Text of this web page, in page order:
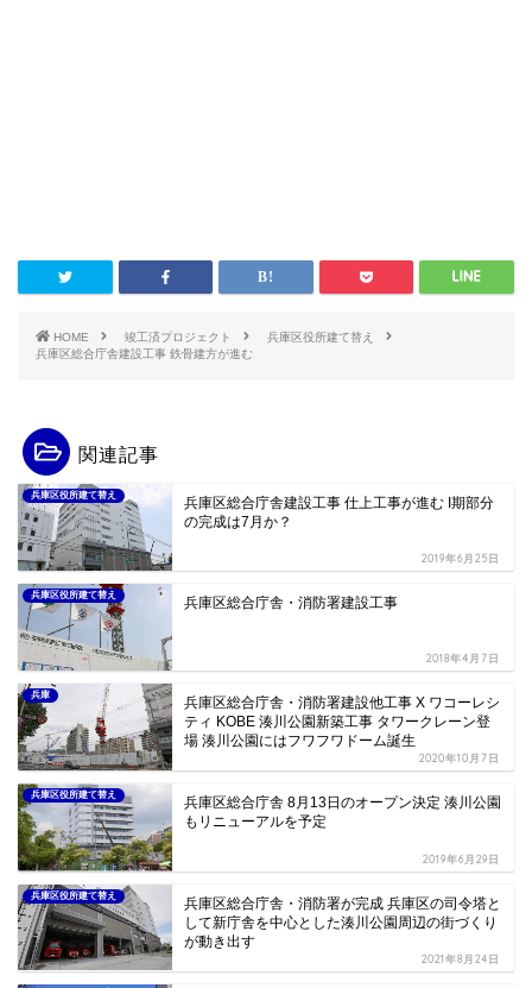
HOME 竣工済プロジェクト
兵庫区役所建て替え
兵庫区総合庁舎建設工事 鉄骨建方が進む
関連記事
兵庫区役所建て替え
兵庫区総合庁舎建設工事 仕上工事が進む I期部分
の完成は7月か？
2019年6月25日
兵庫区役所建て替え 兵庫区総合庁舎・消防署建設工事
2018年4月7日
兵庫
兵庫区総合庁舎・消防署建設他工事 X ワコーレシ
ティ KOBE 湊川公園新築工事 タワークレーン登
場 湊川公園にはフワフワドーム誕生
2020年10月7日
兵庫区役所建て替え
兵庫区総合庁舎 8月13日のオープン決定 湊川公園
もリニューアルを予定
2019年6月29日
兵庫区役所建て替え
兵庫区総合庁舎・消防署が完成 兵庫区の司令塔と
して新庁舎を中心とした湊川公園周辺の街づくり
が動き出す
2021年8月24日